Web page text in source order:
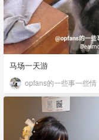
马场一天游
opfans的一些事一些情